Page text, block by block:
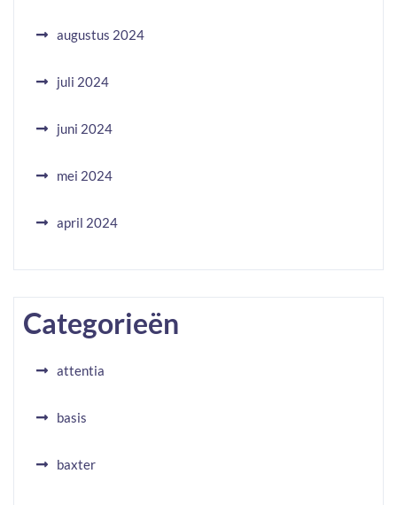
augustus 2024
juli 2024
juni 2024
mei 2024
april 2024
Categorieën
attentia
basis
baxter